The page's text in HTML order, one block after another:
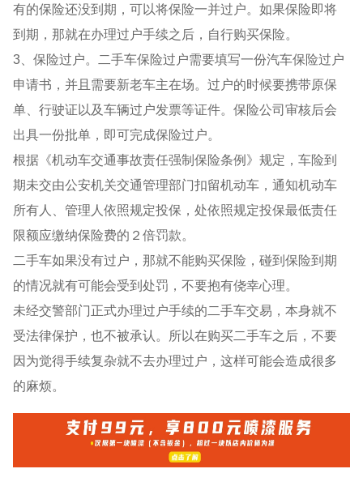
有的保险还没到期，可以将保险一并过户。如果保险即将
到期，那就在办理过户手续之后，自行购买保险。
3、保险过户。二手车保险过户需要填写一份汽车保险过户
申请书，并且需要新老车主在场。过户的时候要携带原保
单、行驶证以及车辆过户发票等证件。保险公司审核后会
出具一份批单，即可完成保险过户。
根据《机动车交通事故责任强制保险条例》规定，车险到
期未交由公安机关交通管理部门扣留机动车，通知机动车
所有人、管理人依照规定投保，处依照规定投保最低责任
限额应缴纳保险费的２倍罚款。
二手车如果没有过户，那就不能购买保险，碰到保险到期
的情况就有可能会受到处罚，不要抱有侥幸心理。
未经交警部门正式办理过户手续的二手车交易，本身就不
受法律保护，也不被承认。所以在购买二手车之后，不要
因为觉得手续复杂就不去办理过户，这样可能会造成很多
的麻烦。